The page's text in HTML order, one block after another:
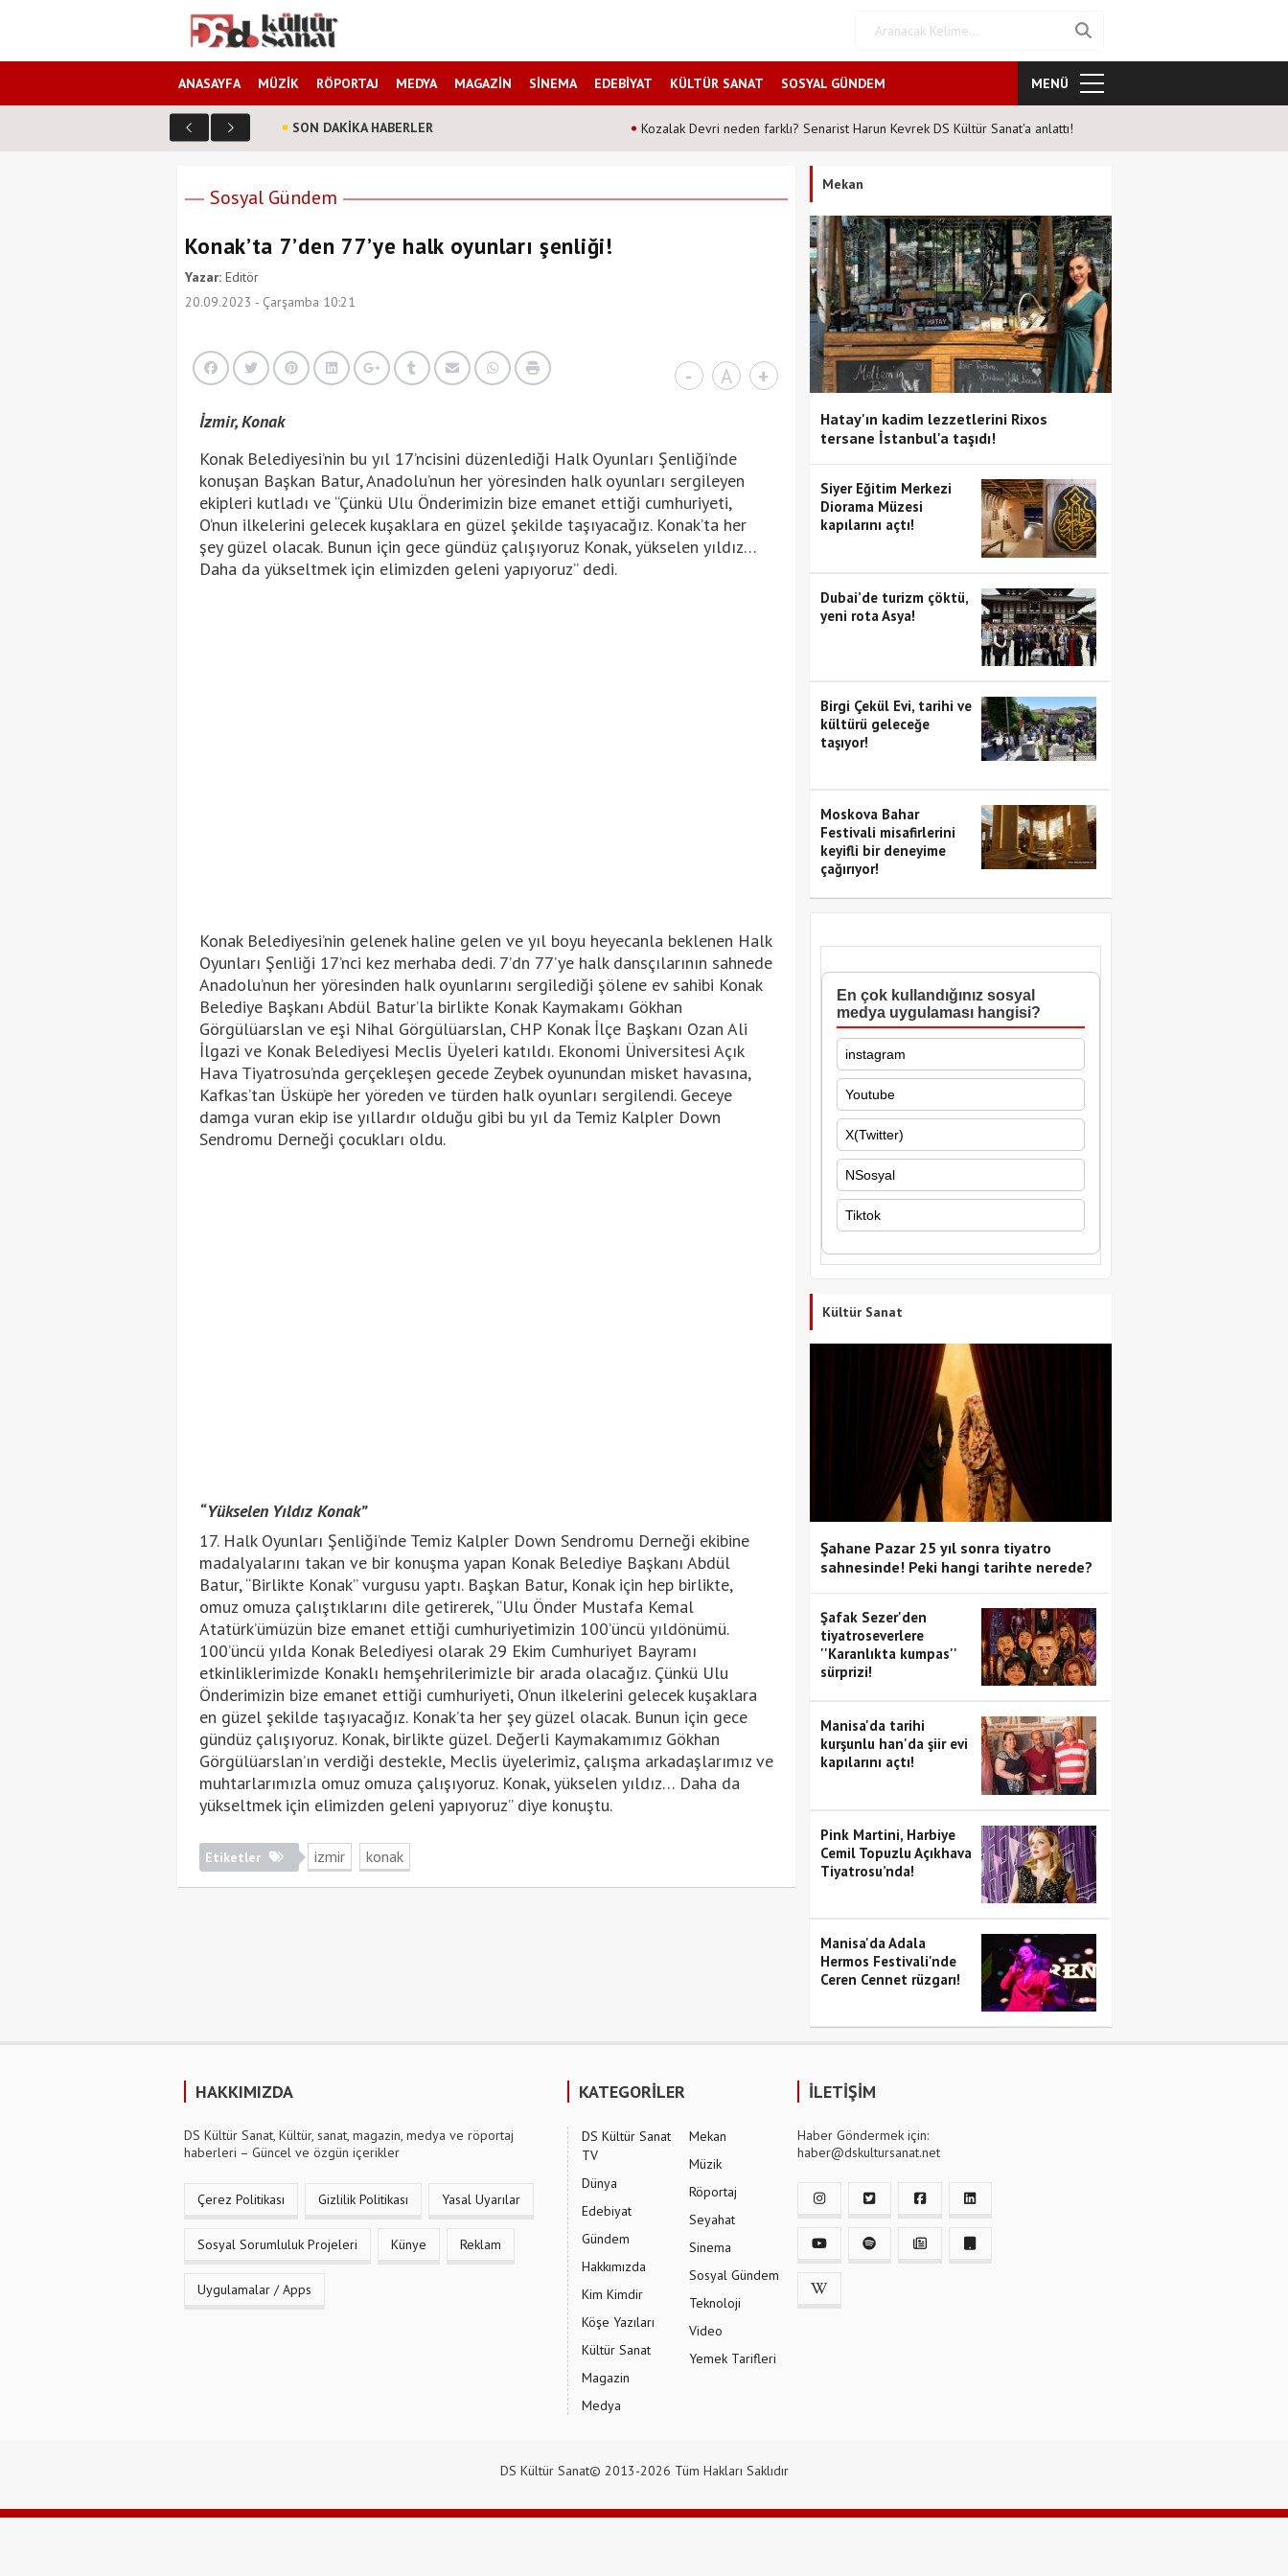
ANASAYFA MÜZİK RÖPORTAJ MEDYA MAGAZİN SİNEMA EDEBİYAT KÜLTÜR SANAT SOSYAL GÜNDEM MENÜ
SON DAKİKA HABERLER Kozalak Devri neden farklı? Senarist Harun Kevrek DS Kültür Sanat'a anlattı!
Sosyal Gündem
Konak’ta 7’den 77’ye halk oyunları şenliği!
Yazar:Editör
20.09.2023 - Çarşamba 10:21
- A +
İzmir, Konak
Konak Belediyesi’nin bu yıl 17’ncisini düzenlediği Halk Oyunları Şenliği’nde
konuşan Başkan Batur, Anadolu’nun her yöresinden halk oyunları sergileyen
ekipleri kutladı ve “Çünkü Ulu Önderimizin bize emanet ettiği cumhuriyeti,
O’nun ilkelerini gelecek kuşaklara en güzel şekilde taşıyacağız. Konak’ta her
şey güzel olacak. Bunun için gece gündüz çalışıyoruz Konak, yükselen yıldız…
Daha da yükseltmek için elimizden geleni yapıyoruz” dedi.
Konak Belediyesi’nin gelenek haline gelen ve yıl boyu heyecanla beklenen Halk
Oyunları Şenliği 17’nci kez merhaba dedi. 7’dn 77’ye halk dansçılarının sahnede
Anadolu’nun her yöresinden halk oyunlarını sergilediği şölene ev sahibi Konak
Belediye Başkanı Abdül Batur’la birlikte Konak Kaymakamı Gökhan
Görgülüarslan ve eşi Nihal Görgülüarslan, CHP Konak İlçe Başkanı Ozan Ali
İlgazi ve Konak Belediyesi Meclis Üyeleri katıldı. Ekonomi Üniversitesi Açık
Hava Tiyatrosu’nda gerçekleşen gecede Zeybek oyunundan misket havasına,
Kafkas’tan Üsküp’e her yöreden ve türden halk oyunları sergilendi. Geceye
damga vuran ekip ise yıllardır olduğu gibi bu yıl da Temiz Kalpler Down
Sendromu Derneği çocukları oldu.
“Yükselen Yıldız Konak”
17. Halk Oyunları Şenliği’nde Temiz Kalpler Down Sendromu Derneği ekibine
madalyalarını takan ve bir konuşma yapan Konak Belediye Başkanı Abdül
Batur, “Birlikte Konak” vurgusu yaptı. Başkan Batur, Konak için hep birlikte,
omuz omuza çalıştıklarını dile getirerek, “Ulu Önder Mustafa Kemal
Atatürk’ümüzün bize emanet ettiği cumhuriyetimizin 100’üncü yıldönümü.
100’üncü yılda Konak Belediyesi olarak 29 Ekim Cumhuriyet Bayramı
etkinliklerimizde Konaklı hemşehrilerimizle bir arada olacağız. Çünkü Ulu
Önderimizin bize emanet ettiği cumhuriyeti, O’nun ilkelerini gelecek kuşaklara
en güzel şekilde taşıyacağız. Konak’ta her şey güzel olacak. Bunun için gece
gündüz çalışıyoruz. Konak, birlikte güzel. Değerli Kaymakamımız Gökhan
Görgülüarslan’ın verdiği destekle, Meclis üyelerimiz, çalışma arkadaşlarımız ve
muhtarlarımızla omuz omuza çalışıyoruz. Konak, yükselen yıldız… Daha da
yükseltmek için elimizden geleni yapıyoruz” diye konuştu.
Etiketler izmir konak
Mekan
Hatay'ın kadim lezzetlerini Rixos
tersane İstanbul'a taşıdı!
Siyer Eğitim Merkezi
Diorama Müzesi
kapılarını açtı!
Dubai’de turizm çöktü,
yeni rota Asya!
Birgi Çekül Evi, tarihi ve
kültürü geleceğe
taşıyor!
Moskova Bahar
Festivali misafirlerini
keyifli bir deneyime
çağırıyor!
En çok kullandığınız sosyal
medya uygulaması hangisi?
instagram
Youtube
X(Twitter)
NSosyal
Tiktok
Kültür Sanat
Şahane Pazar 25 yıl sonra tiyatro
sahnesinde! Peki hangi tarihte nerede?
Şafak Sezer'den
tiyatroseverlere
''Karanlıkta kumpas''
sürprizi!
Manisa'da tarihi
kurşunlu han'da şiir evi
kapılarını açtı!
Pink Martini, Harbiye
Cemil Topuzlu Açıkhava
Tiyatrosu’nda!
Manisa'da Adala
Hermos Festivali'nde
Ceren Cennet rüzgarı!
HAKKIMIZDA
DS Kültür Sanat, Kültür, sanat, magazin, medya ve röportaj
haberleri – Güncel ve özgün içerikler
Çerez Politikası Gizlilik Politikası Yasal Uyarılar
Sosyal Sorumluluk Projeleri Künye Reklam
Uygulamalar / Apps
KATEGORİLER
DS Kültür Sanat
TV
Dünya
Edebiyat
Gündem
Hakkımızda
Kim Kimdir
Köşe Yazıları
Kültür Sanat
Magazin
Medya
Mekan
Müzik
Röportaj
Seyahat
Sinema
Sosyal Gündem
Teknoloji
Video
Yemek Tarifleri
İLETİŞİM
Haber Göndermek için:
haber@dskultursanat.net
DS Kültür Sanat© 2013-2026 Tüm Hakları Saklıdır